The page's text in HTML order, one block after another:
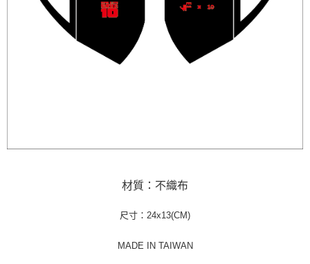
每筆NT$65，滿NT$1,000(含以上)免運費
付款後7-11取貨
每筆NT$65，滿NT$1,000(含以上)免運費
材質：不織布
尺寸：24x13(CM)
MADE IN TAIWAN